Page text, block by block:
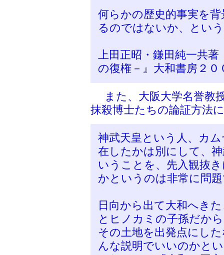
何らかの歴史的事実を
るのではないか、とい
上田正昭・鎌田純一共
の復権－』大和書房２０
また、大阪大学名誉教
抹殺博士たちの論証方法
神武天皇という人、カ
在したかは別にして、
いうことを、先入観抜
かというのは非常に問
日向から出て大和へき
とヒノカミの子孫だか
その土地を出発点にし
んな説明でいいのかと